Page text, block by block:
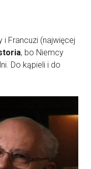
Francuzi (najwięcej
, bo Niemcy
Do kąpieli i do